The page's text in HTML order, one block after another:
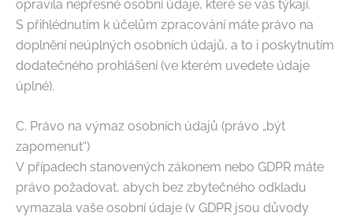
opravila nepřesné osobní údaje, které se vás týkají.
S přihlédnutím k účelům zpracování máte právo na
doplnění neúplných osobních údajů, a to i poskytnutím
dodatečného prohlášení (ve kterém uvedete údaje
úplné).
C. Právo na výmaz osobních údajů (právo „být
zapomenut“)
V případech stanovených zákonem nebo GDPR máte
právo požadovat, abych bez zbytečného odkladu
vymazala vaše osobní údaje (v GDPR jsou důvody